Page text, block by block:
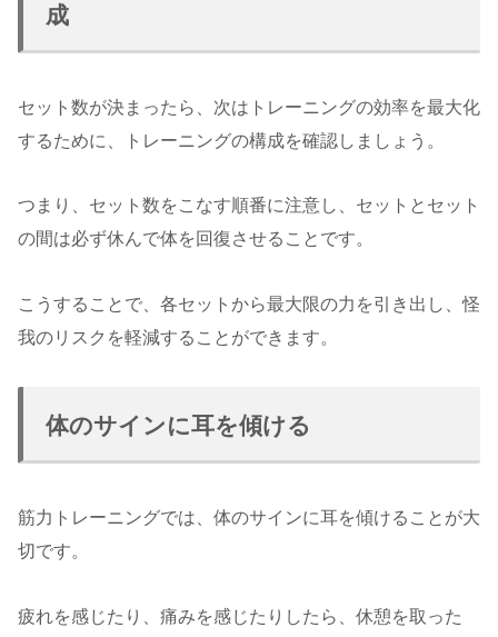
成
セット数が決まったら、次はトレーニングの効率を最大化
するために、トレーニングの構成を確認しましょう。
つまり、セット数をこなす順番に注意し、セットとセット
の間は必ず休んで体を回復させることです。
こうすることで、各セットから最大限の力を引き出し、怪
我のリスクを軽減することができます。
体のサインに耳を傾ける
筋力トレーニングでは、体のサインに耳を傾けることが大
切です。
疲れを感じたり、痛みを感じたりしたら、休憩を取った